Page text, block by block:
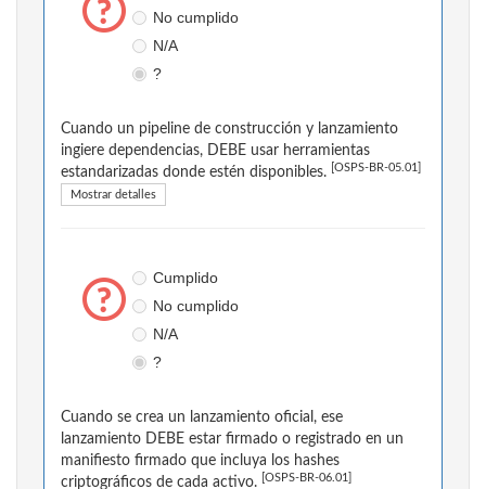
No cumplido
N/A
?
Cuando un pipeline de construcción y lanzamiento
ingiere dependencias, DEBE usar herramientas
estandarizadas donde estén disponibles.
[OSPS-BR-05.01]
Mostrar detalles
Cumplido
No cumplido
N/A
?
Cuando se crea un lanzamiento oficial, ese
lanzamiento DEBE estar firmado o registrado en un
manifiesto firmado que incluya los hashes
criptográficos de cada activo.
[OSPS-BR-06.01]